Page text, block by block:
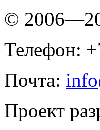
©
Телефон:
Почта:
Проект